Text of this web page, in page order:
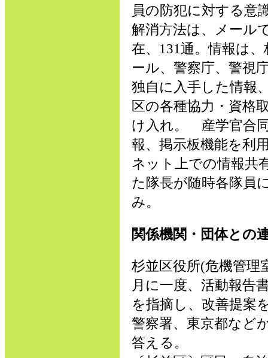
員の防犯に対する意
解消方法は、メール
在、131通。情報は
ール、警察庁、警視
独自に入手した情報
区の各種協力・資格
け入れ。 産学官合
報、掲示板機能を利
ネット上での情報共
た隊長が随時各隊員
み。
関係機関・団体との
杉並区役所(危機管理
月に一度、活動報告
を指摘し、改善提案
警察署、東京都など
答える。